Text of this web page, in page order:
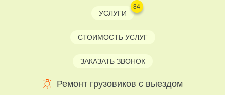
УСЛУГИ
84
СТОИМОСТЬ УСЛУГ
ЗАКАЗАТЬ ЗВОНОК
Ремонт грузовиков с выездом